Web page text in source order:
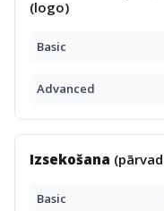
(logo)
Basic
Advanced
Izsekošana
Basic